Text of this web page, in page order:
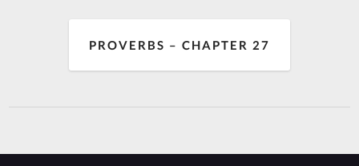
PROVERBS – CHAPTER 27